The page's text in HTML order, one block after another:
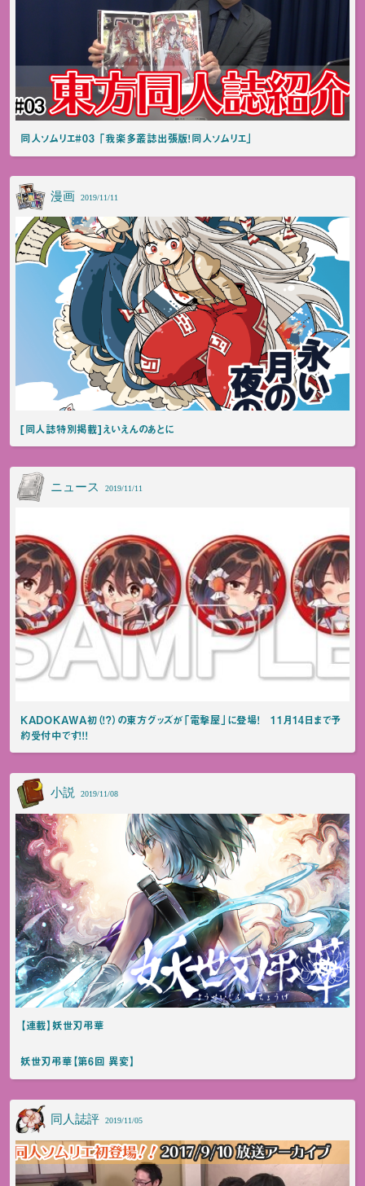
同人ソムリエ#03 「我楽多叢誌出張版！同人ソムリエ」
漫画 2019/11/11
[同人誌特別掲載]えいえんのあとに
ニュース 2019/11/11
KADOKAWA初（！？）の東方グッズが「電撃屋」に登場！ 11月14日まで予
約受付中です！！！
小説 2019/11/08
【連載】妖世刃弔華
妖世刃弔華【第6回 異変】
同人誌評 2019/11/05